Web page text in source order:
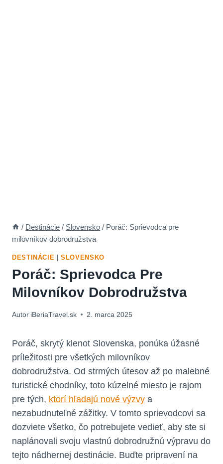
/ Destinácie / Slovensko / Poráč: Sprievodca pre
milovníkov dobrodružstva
DESTINÁCIE |SLOVENSKO
Poráč: Sprievodca Pre
Milovníkov Dobrodružstva
Autor iBeriaTravel.sk 2. marca 2025
Poráč,⁣ skrytý​ klenot Slovenska, ponúka úžasné
príležitosti pre všetkých milovníkov
dobrodružstva. Od strmých útesov až po malebné
turistické chodníky, toto kúzelné miesto je rajom
pre tých, ktorí hľadajú nové výzvy a​
nezabudnuteľné ⁤zážitky. V tomto sprievodcovi sa
dozviete všetko, čo⁣ potrebujete vedieť, aby ste‍ si⁣
naplánovali svoju‍ vlastnú dobrodružnú výpravu do
tejto nádhernej destinácie.‍ Buďte pripravení na